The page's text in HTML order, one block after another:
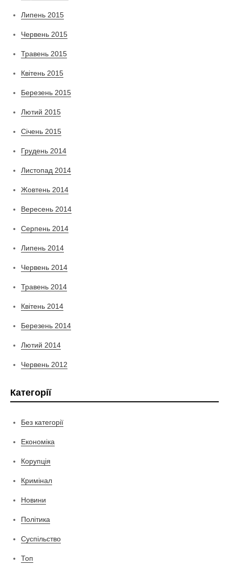
Липень 2015
Червень 2015
Травень 2015
Квітень 2015
Березень 2015
Лютий 2015
Січень 2015
Грудень 2014
Листопад 2014
Жовтень 2014
Вересень 2014
Серпень 2014
Липень 2014
Червень 2014
Травень 2014
Квітень 2014
Березень 2014
Лютий 2014
Червень 2012
Категорії
Без категорії
Економіка
Корупція
Кримінал
Новини
Політика
Суспільство
Топ